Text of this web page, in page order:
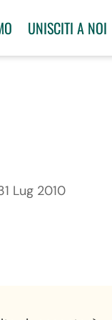
UNISCITI A NOI
Lug 2010